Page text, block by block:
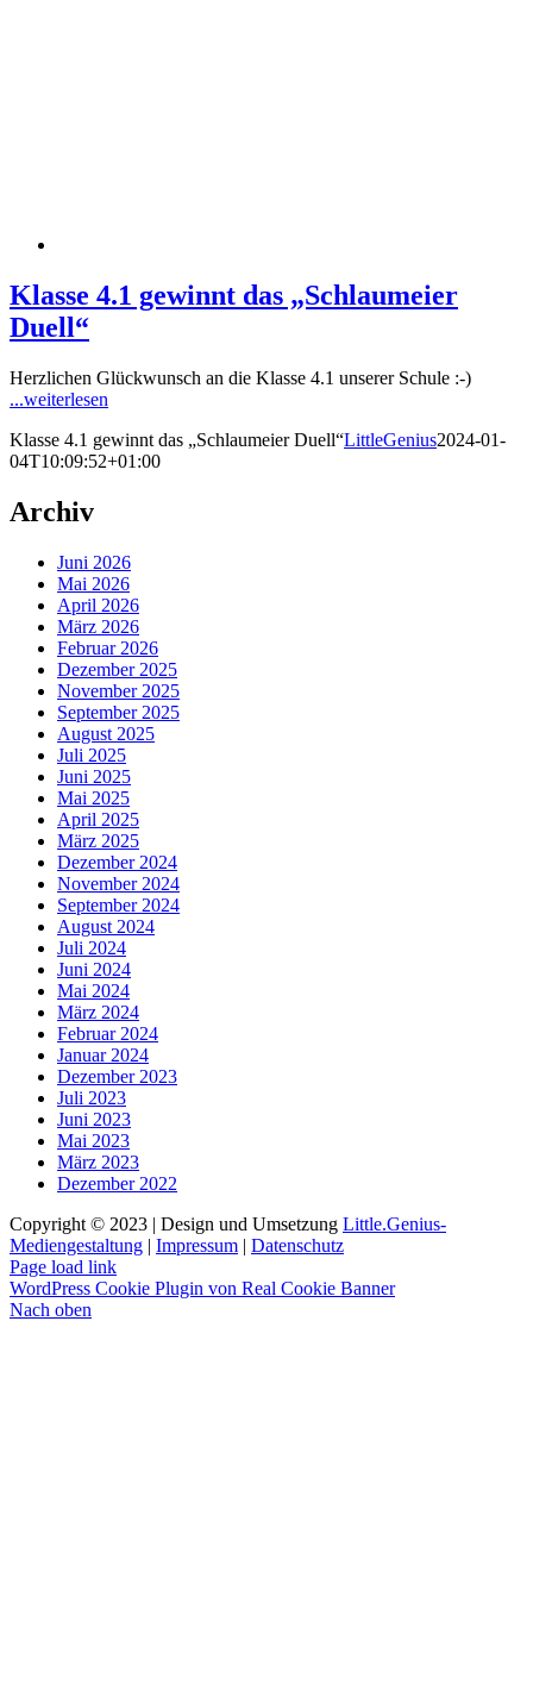
Klasse 4.1 gewinnt das „Schlaumeier
Duell“
Herzlichen Glückwunsch an die Klasse 4.1 unserer Schule :-)
...weiterlesen
Klasse 4.1 gewinnt das „Schlaumeier Duell“LittleGenius2024-01-
04T10:09:52+01:00
Archiv
Juni 2026
Mai 2026
April 2026
März 2026
Februar 2026
Dezember 2025
November 2025
September 2025
August 2025
Juli 2025
Juni 2025
Mai 2025
April 2025
März 2025
Dezember 2024
November 2024
September 2024
August 2024
Juli 2024
Juni 2024
Mai 2024
März 2024
Februar 2024
Januar 2024
Dezember 2023
Juli 2023
Juni 2023
Mai 2023
März 2023
Dezember 2022
Copyright © 2023 | Design und Umsetzung Little.Genius-
Mediengestaltung | Impressum | Datenschutz
Page load link
WordPress Cookie Plugin von Real Cookie Banner
Nach oben